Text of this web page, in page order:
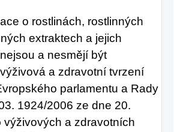
o rostlinách, rostlinných
extraktech a jejich
a nesmějí být
a zdravotní tvrzení
parlamentu a Rady
1924/2006 ze dne 20.
výživových a zdravotních